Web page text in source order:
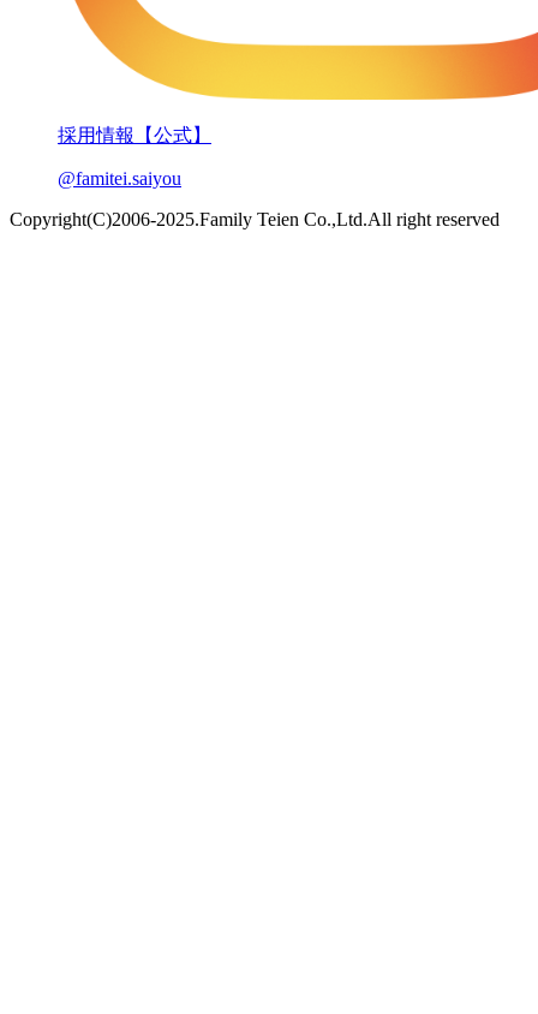
採用情報【公式】
@famitei.saiyou
Copyright(C)2006-2025.Family Teien Co.,Ltd.All right reserved